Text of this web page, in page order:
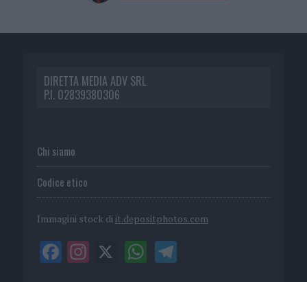
DIRETTA MEDIA ADV SRL
P.I. 02839380306
Chi siamo
Codice etico
Immagini stock di it.depositphotos.com